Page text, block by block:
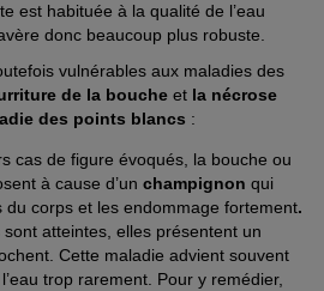
est habituée à la qualité de l’eau
donc beaucoup plus robuste.
vulnérables aux maladies des
de la bouche et la nécrose
des points blancs :
cas de figure évoqués, la bouche ou
à cause d’un champignon qui
du corps et les endommage fortement.
atteintes, elles présentent un
Cette maladie advient souvent
trop rarement. Pour y remédier,